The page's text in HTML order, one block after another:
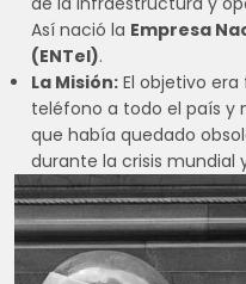
Así nació la Empresa
(ENTel).
La Misión: El objetivo era
teléfono a todo el país y
que había quedado
durante la crisis mundial